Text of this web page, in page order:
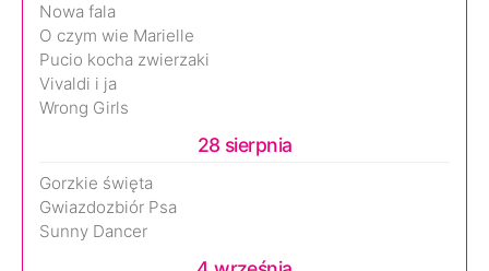
Nowa fala
O czym wie Marielle
Pucio kocha zwierzaki
Vivaldi i ja
Wrong Girls
28 sierpnia
Gorzkie święta
Gwiazdozbiór Psa
Sunny Dancer